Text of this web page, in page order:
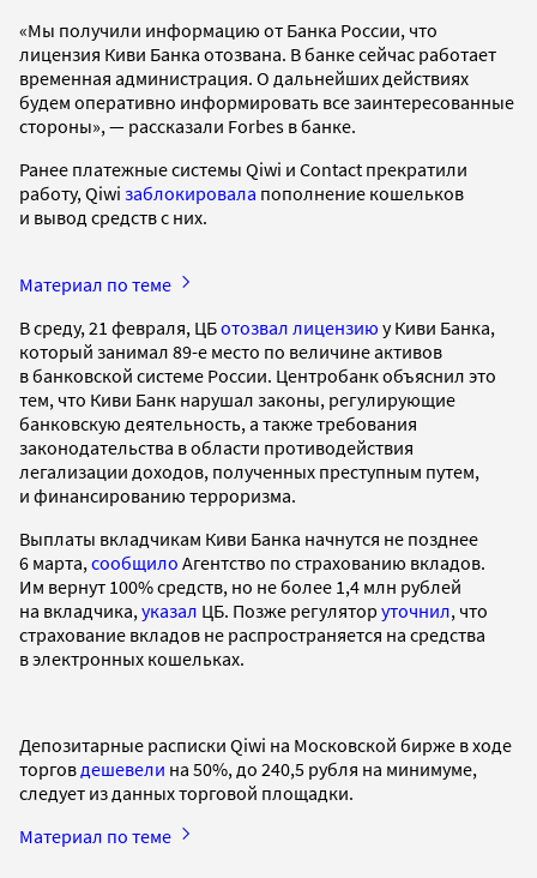
«Мы получили информацию от Банка России, что
лицензия Киви Банка отозвана. В банке сейчас работает
временная администрация. О дальнейших действиях
будем оперативно информировать все заинтересованные
стороны», — рассказали Forbes в банке.
Ранее платежные системы Qiwi и Contact прекратили
работу, Qiwi заблокировала пополнение кошельков
и вывод средств с них.
Материал по теме
В среду, 21 февраля, ЦБотозвал лицензию у Киви Банка,
который занимал 89-е место по величине активов
в банковской системе России. Центробанк объяснил это
тем, что Киви Банк нарушал законы, регулирующие
банковскую деятельность, а также требования
законодательства в области противодействия
легализации доходов, полученных преступным путем,
и финансированию терроризма.
Выплаты вкладчикам Киви Банка начнутся не позднее
6 марта, сообщило Агентство по страхованию вкладов.
Им вернут 100% средств, но не более 1,4 млн рублей
на вкладчика, указал ЦБ. Позже регулятор уточнил, что
страхование вкладов не распространяется на средства
в электронных кошельках.
Депозитарные расписки Qiwi на Московской бирже в ходе
торгов дешевели на 50%, до 240,5 рубля на минимуме,
следует из данных торговой площадки.
Материал по теме